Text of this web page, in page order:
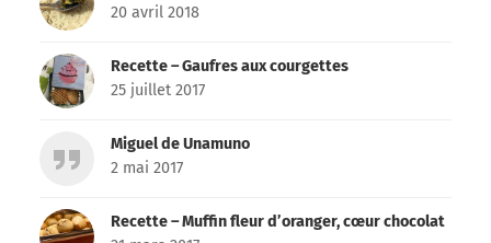
20 avril 2018
Recette – Gaufres aux courgettes
25 juillet 2017
Miguel de Unamuno
2 mai 2017
Recette – Muffin fleur d’oranger, cœur chocolat